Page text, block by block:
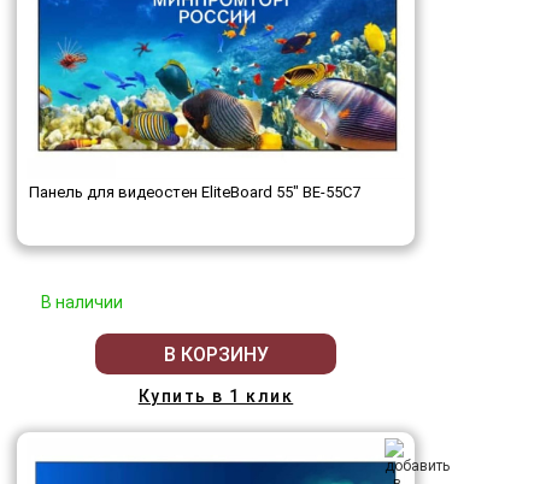
Панель для видеостен EliteBoard 55" BE-55C7
В наличии
В КОРЗИНУ
Купить в 1 клик